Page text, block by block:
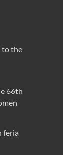
to the
66th
feria